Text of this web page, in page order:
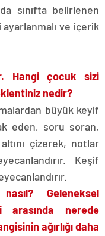
sınıfta belirlenen
ve içerik
Hangi çocuk sizi
nedir?
büyük keyif
eden, soru soran,
çizerek, notlar
Keşif
Geleneksel
arasında nerede
ağırlığı daha